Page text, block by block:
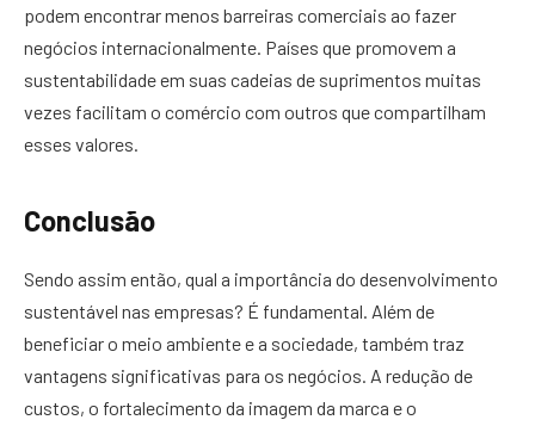
podem encontrar menos barreiras comerciais ao fazer
negócios internacionalmente. Países que promovem a
sustentabilidade em suas cadeias de suprimentos muitas
vezes facilitam o comércio com outros que compartilham
esses valores.
Conclusão
Sendo assim então, qual a importância do desenvolvimento
sustentável nas empresas? É fundamental. Além de
beneficiar o meio ambiente e a sociedade, também traz
vantagens significativas para os negócios. A redução de
custos, o fortalecimento da imagem da marca e o